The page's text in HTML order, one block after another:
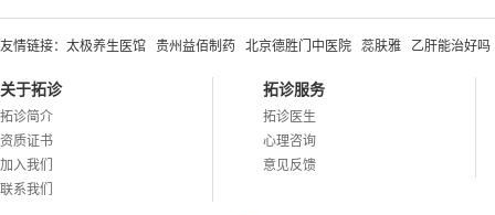
友情链接： 太极养生医馆 贵州益佰制药 北京德胜门中医院 蕊肤雅 乙肝能治好吗
关于拓诊
拓诊简介
资质证书
加入我们
联系我们
拓诊服务
拓诊医生
心理咨询
意见反馈